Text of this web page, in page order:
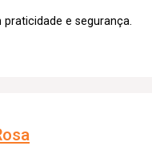
e segurança.